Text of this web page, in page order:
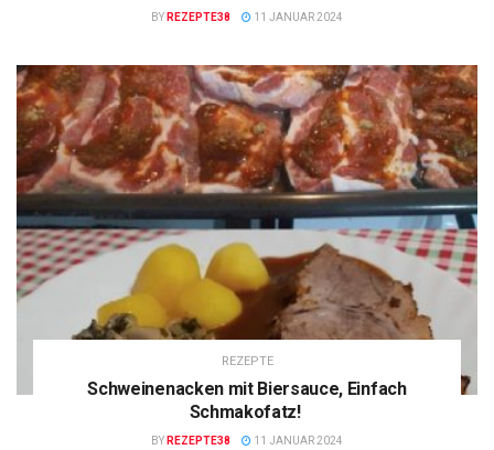
BY REZEPTE38 11 JANUAR 2024
REZEPTE
Schweinenacken mit Biersauce, Einfach
Schmakofatz!
BY REZEPTE38 11 JANUAR 2024